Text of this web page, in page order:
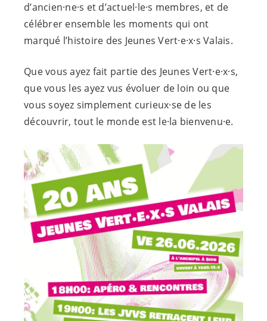
d’ancien·ne·s et d’actuel·le·s membres, et de
célébrer ensemble les moments qui ont
marqué l’histoire des JeunesVert·e·x·s Valais.
Que vous ayez fait partie des JeunesVert·e·x·s,
que vous les ayez vus évoluer de loin ou que
vous soyez simplement curieux·se de les
découvrir, tout le monde est le·la bienvenu·e.